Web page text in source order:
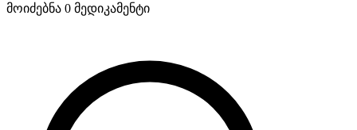
მოიძებნა 0 მედიკამენტი